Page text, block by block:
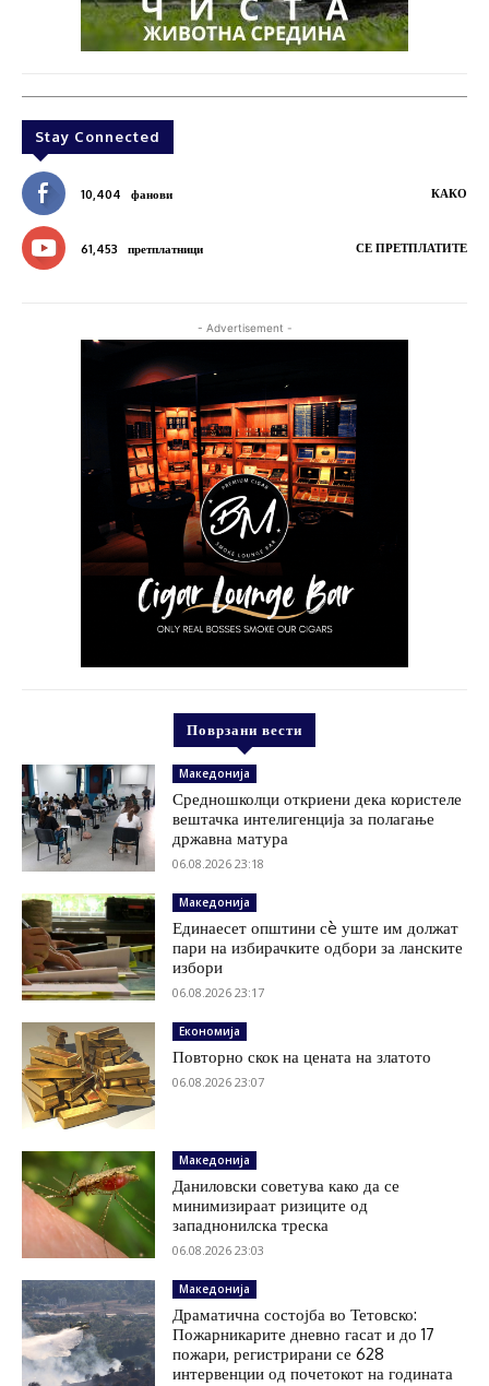
Stay Connected
10,404 фанови КАКО
61,453 претплатници СЕ ПРЕТПЛАТИТЕ
- Advertisement -
Поврзани вести
Македонија
Средношколци откриени дека користеле
вештачка интелигенција за полагање
државна матура
06.08.2026 23:18
Македонија
Единаесет општини сè уште им должат
пари на избирачките одбори за ланските
избори
06.08.2026 23:17
Економија
Повторно скок на цената на златото
06.08.2026 23:07
Македонија
Даниловски советува како да се
минимизираат ризиците од
западнонилска треска
06.08.2026 23:03
Македонија
Драматична состојба во Тетовско:
Пожарникарите дневно гасат и до 17
пожари, регистрирани се 628
интервенции од почетокот на годината